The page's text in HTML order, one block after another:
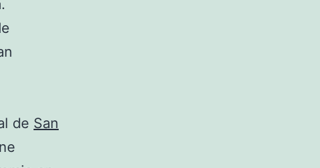
de San